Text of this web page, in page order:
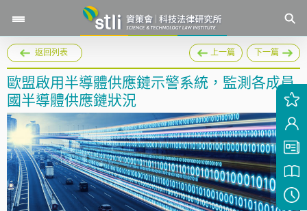
返回列表 上一篇 下一篇
歐盟啟用半導體供應鏈示警系統，監測各成員
國半導體供應鏈狀況